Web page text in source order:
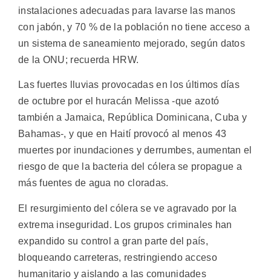
instalaciones adecuadas para lavarse las manos
con jabón, y 70 % de la población no tiene acceso a
un sistema de saneamiento mejorado, según datos
de la ONU; recuerda HRW.
Las fuertes lluvias provocadas en los últimos días
de octubre por el huracán Melissa -que azotó
también a Jamaica, República Dominicana, Cuba y
Bahamas-, y que en Haití provocó al menos 43
muertes por inundaciones y derrumbes, aumentan el
riesgo de que la bacteria del cólera se propague a
más fuentes de agua no cloradas.
El resurgimiento del cólera se ve agravado por la
extrema inseguridad. Los grupos criminales han
expandido su control a gran parte del país,
bloqueando carreteras, restringiendo acceso
humanitario y aislando a las comunidades